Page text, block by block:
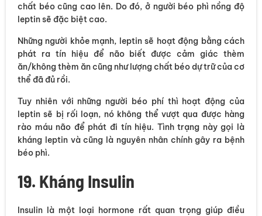
chất béo cũng cao lên. Do đó, ở người béo phì nồng độ
leptin sẽ đặc biệt cao.
Những người khỏe mạnh, leptin sẽ hoạt động bằng cách
phát ra tín hiệu để não biết được cảm giác thèm
ăn/không thèm ăn cũng như lượng chất béo dự trữ của cơ
thể đã đủ rồi.
Tuy nhiên với những người béo phí thì hoạt động của
leptin sẽ bị rối loạn, nó không thể vượt qua được hàng
rào máu não để phát đi tín hiệu. Tình trạng này gọi là
kháng leptin và cũng là nguyên nhân chính gây ra bệnh
béo phì.
19. Kháng Insulin
Insulin là một loại hormone rất quan trọng giúp điều